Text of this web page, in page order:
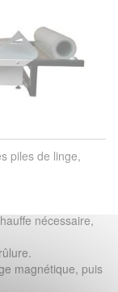
piles de linge,
nécessaire,
magnétique, puis